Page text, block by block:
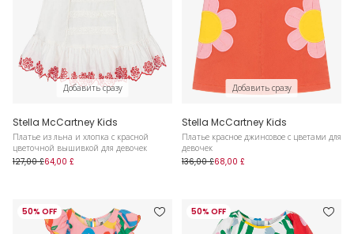
Добавить сразу
Stella McCartney Kids
Платье из льна и хлопка с красной
цветочной вышивкой для девочек
127,00 £64,00 £
Добавить сразу
Stella McCartney Kids
Платье красное джинсовое с цветами для
девочек
136,00 £68,00 £
50% OFF 50% OFF